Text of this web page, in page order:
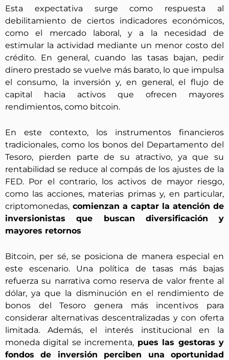
Esta expectativa surge como respuesta al
debilitamiento de ciertos indicadores económicos,
como el mercado laboral, y a la necesidad de
estimular la actividad mediante un menor costo del
crédito. En general, cuando las tasas bajan, pedir
dinero prestado se vuelve más barato, lo que impulsa
el consumo, la inversión y, en general, el flujo de
capital hacia activos que ofrecen mayores
rendimientos, como bitcoin.
En este contexto, los instrumentos financieros
tradicionales, como los bonos del Departamento del
Tesoro, pierden parte de su atractivo, ya que su
rentabilidad se reduce al compás de los ajustes de la
FED. Por el contrario, los activos de mayor riesgo,
como las acciones, materias primas y, en particular,
criptomonedas, comienzan a captar la atención de
inversionistas que buscan diversificación y
mayores retornos
Bitcoin, per sé, se posiciona de manera especial en
este escenario. Una política de tasas más bajas
refuerza su narrativa como reserva de valor frente al
dólar, ya que la disminución en el rendimiento de
bonos del Tesoro genera más incentivos para
considerar alternativas descentralizadas y con oferta
limitada. Además, el interés institucional en la
moneda digital se incrementa, pues las gestoras y
fondos de inversión perciben una oportunidad